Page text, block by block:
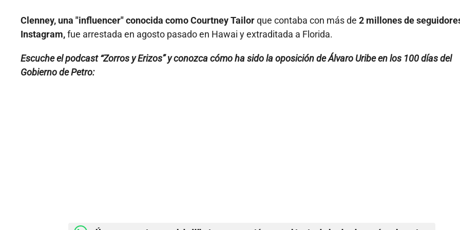
Clenney, una "influencer" conocida como Courtney Tailorque contaba con más de 2 millones de
Instagram,fue arrestada en agosto pasado en Hawai y extraditada a Florida.
Escuche el podcast “Zorros y Erizos” y conozca cómo ha sido la oposición de Álvaro Uribe en los 100 días del
Gobierno de Petro: